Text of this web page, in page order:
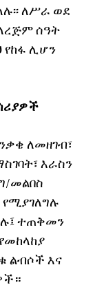
ለሥራ ወደ
ሰዓት
ሊሆን
ለመዘገብ፣
እራስን
መልበስ
ተጠቅመን
ልብሶች እና